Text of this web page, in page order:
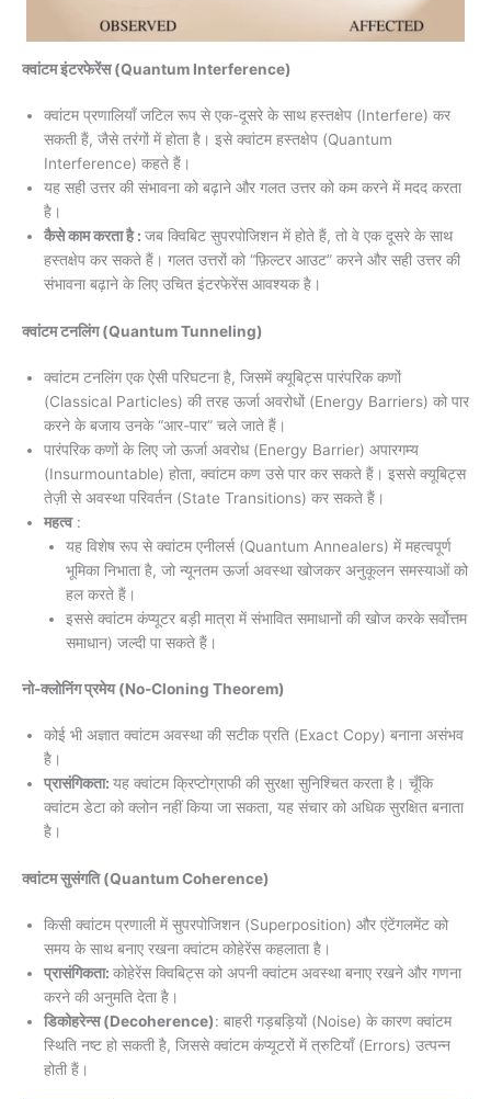
क्वांटम इंटरफेरेंस (Quantum Interference)
क्वांटम प्रणालियाँ जटिल रूप से एक-दूसरे के साथ हस्तक्षेप (Interfere) कर
सकती हैं, जैसे तरंगों में होता है। इसे क्वांटम हस्तक्षेप (Quantum
Interference) कहते हैं।
यह सही उत्तर की संभावना को बढ़ाने और गलत उत्तर को कम करने में मदद करता
है।
कैसे काम करता है : जब क्विबिट सुपरपोजिशन में होते हैं, तो वे एक दूसरे के साथ
हस्तक्षेप कर सकते हैं। गलत उत्तरों को “फ़िल्टर आउट” करने और सही उत्तर की
संभावना बढ़ाने के लिए उचित इंटरफेरेंस आवश्यक है।
क्वांटम टनलिंग (Quantum Tunneling)
क्वांटम टनलिंग एक ऐसी परिघटना है, जिसमें क्यूबिट्स पारंपरिक कणों
(Classical Particles) की तरह ऊर्जा अवरोधों (Energy Barriers) को पार
करने के बजाय उनके “आर-पार” चले जाते हैं।
पारंपरिक कणों के लिए जो ऊर्जा अवरोध (Energy Barrier) अपारगम्य
(Insurmountable) होता, क्वांटम कण उसे पार कर सकते हैं। इससे क्यूबिट्स
तेज़ी से अवस्था परिवर्तन (State Transitions) कर सकते हैं।
महत्व:
यह विशेष रूप से क्वांटम एनीलर्स (Quantum Annealers) में महत्वपूर्ण
भूमिका निभाता है, जो न्यूनतम ऊर्जा अवस्था खोजकर अनुकूलन समस्याओं को
हल करते हैं।
इससे क्वांटम कंप्यूटर बड़ी मात्रा में संभावित समाधानों की खोज करके सर्वोत्तम
समाधान) जल्दी पा सकते हैं।
नो-क्लोनिंग प्रमेय (No-Cloning Theorem)
कोई भी अज्ञात क्वांटम अवस्था की सटीक प्रति (Exact Copy) बनाना असंभव
है।
प्रासंगिकता: यह क्वांटम क्रिप्टोग्राफी की सुरक्षा सुनिश्चित करता है। चूँकि
क्वांटम डेटा को क्लोन नहीं किया जा सकता, यह संचार को अधिक सुरक्षित बनाता
है।
क्वांटम सुसंगति (Quantum Coherence)
किसी क्वांटम प्रणाली में सुपरपोजिशन (Superposition) और एंटेंगलमेंट को
समय के साथ बनाए रखना क्वांटम कोहेरेंस कहलाता है।
प्रासंगिकता: कोहेरेंस क्विबिट्स को अपनी क्वांटम अवस्था बनाए रखने और गणना
करने की अनुमति देता है।
डिकोहरेन्स (Decoherence): बाहरी गड़बड़ियों (Noise) के कारण क्वांटम
स्थिति नष्ट हो सकती है, जिससे क्वांटम कंप्यूटरों में त्रुटियाँ (Errors) उत्पन्न
होती हैं।